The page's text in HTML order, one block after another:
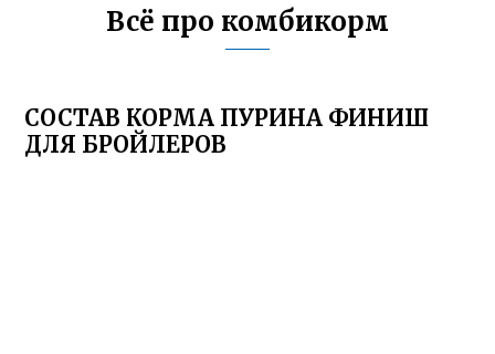
Всё про комбикорм
СОСТАВ КОРМА ПУРИНА ФИНИШ
ДЛЯ БРОЙЛЕРОВ